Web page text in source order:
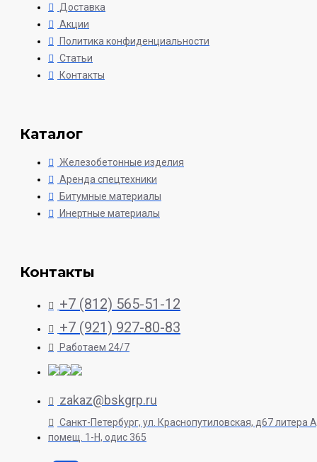
Доставка
Акции
Политика конфиденциальности
Статьи
Контакты
Каталог
Железобетонные изделия
Аренда спецтехники
Битумные материалы
Инертные материалы
Контакты
+7 (812) 565-51-12
+7 (921) 927-80-83
Работаем 24/7
zakaz@bskgrp.ru
Санкт-Петербург, ул. Краснопутиловская, д67 литера
помещ. 1-H, одис 365